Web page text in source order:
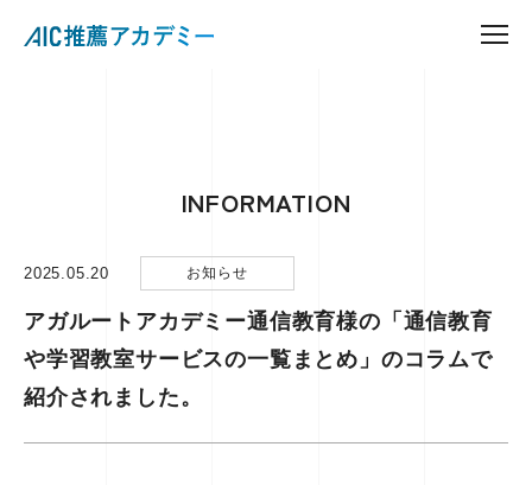
INFORMATION
2025.05.20 お知らせ
アガルートアカデミー通信教育様の「通信教育
や学習教室サービスの一覧まとめ」のコラムで
紹介されました。